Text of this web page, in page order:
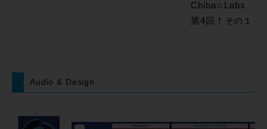
Chiba☆Labs
第4回！その１
Audio & Design